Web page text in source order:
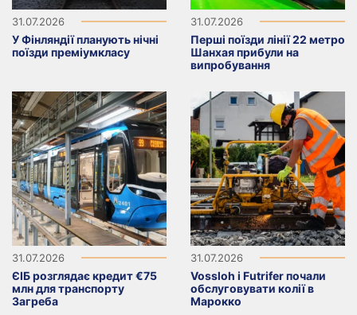
31.07.2026
У Фінляндії планують нічні
поїзди преміумкласу
31.07.2026
Перші поїзди лінії 22 метро
Шанхая прибули на
випробування
31.07.2026
ЄІБ розглядає кредит €75
млн для транспорту
Загреба
31.07.2026
Vossloh і Futrifer почали
обслуговувати колії в
Марокко